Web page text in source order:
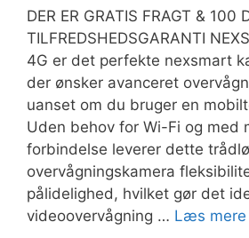
DER ER GRATIS FRAGT & 100
TILFREDSHEDSGARANTI
4G er det perfekte nexsmart
der ønsker avanceret
uanset om du bruger en
Uden behov for Wi-Fi og med
forbindelse leverer dette
overvågningskamera
pålidelighed, hvilket gør det
videoovervågning … Læs mere